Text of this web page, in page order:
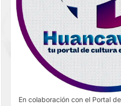
En colaboración con el Portal